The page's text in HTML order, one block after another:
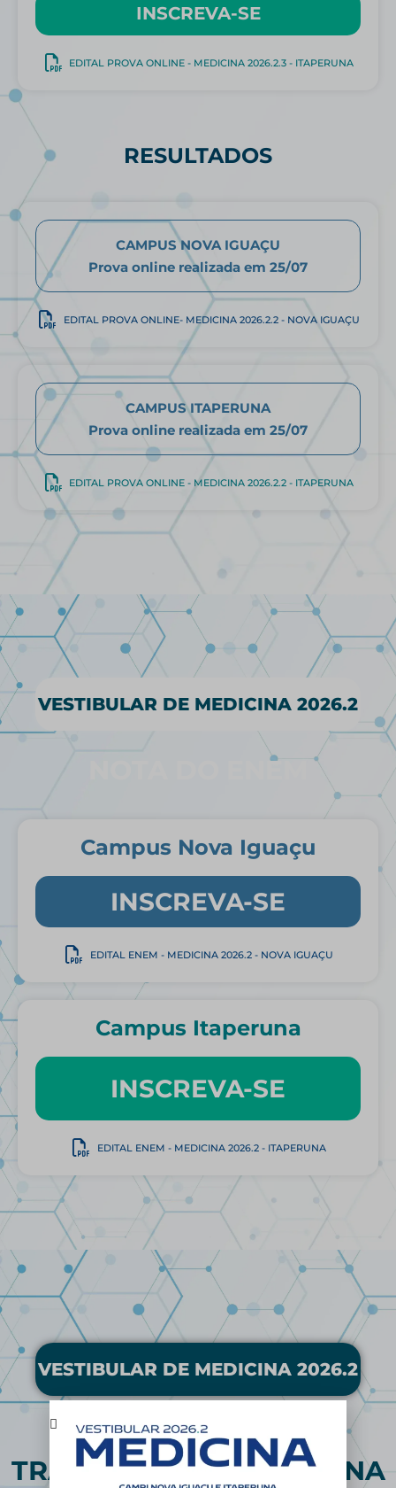
INSCREVA-SE
EDITAL PROVA ONLINE - MEDICINA 2026.2.3 - ITAPERUNA
RESULTADOS
CAMPUS NOVA IGUAÇU
Prova online realizada em 25/07
EDITAL PROVA ONLINE- MEDICINA 2026.2.2 - NOVA IGUAÇU
CAMPUS ITAPERUNA
Prova online realizada em 25/07
EDITAL PROVA ONLINE - MEDICINA 2026.2.2 - ITAPERUNA
VESTIBULAR DE MEDICINA 2026.2
NOTA DO ENEM
Campus Nova Iguaçu
INSCREVA-SE
EDITAL ENEM - MEDICINA 2026.2 - NOVA IGUAÇU
Campus Itaperuna
INSCREVA-SE
EDITAL ENEM - MEDICINA 2026.2 - ITAPERUNA
VESTIBULAR DE MEDICINA 2026.2
TRANSFERÊNCIA EXTERNA